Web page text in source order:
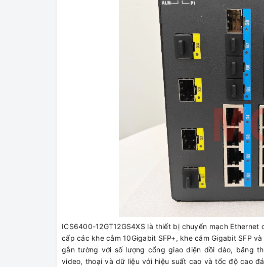
ICS6400-12GT12GS4XS là thiết bị chuyển mạch
cấp các khe cắm 10Gigabit SFP+, khe cắm Gigabit SFP
gắn tường với số lượng cổng giao diện dồi dào, băng
video, thoại và dữ liệu với hiệu suất cao và tốc độ cao